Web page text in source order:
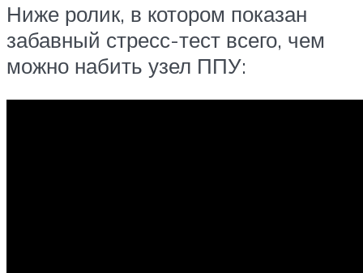
Ниже ролик, в котором показан
забавный стресс-тест всего, чем
можно набить узел ППУ: